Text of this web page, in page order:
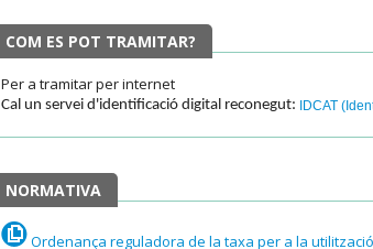
COM ES POT TRAMITAR?
Per a tramitar per internet
Cal un servei d'identificació digital reconegut: IDCAT
NORMATIVA
Ordenança reguladora de la taxa per a la